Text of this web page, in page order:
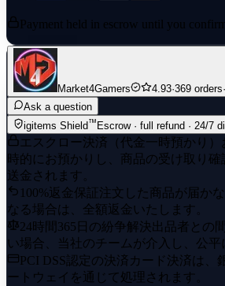
Payment held in escrow until you
Market4Gamers 4.93·369 orders·
Ask a question
igitems Shield™ Escrow · full refund · 24/7
エスクロー決済（代金一時預かり）
時的にお預かりし、商品の受け取り
送金されます。
100%返金保証 注文した商品が届か
なる場合は、全額返金いたします。
24時間365日の紛争解決出品者との
い場合、当社のチームが介入し、公平
PCI DSS認定の決済 カード決済は、
ートウェイを通じて処理されます。